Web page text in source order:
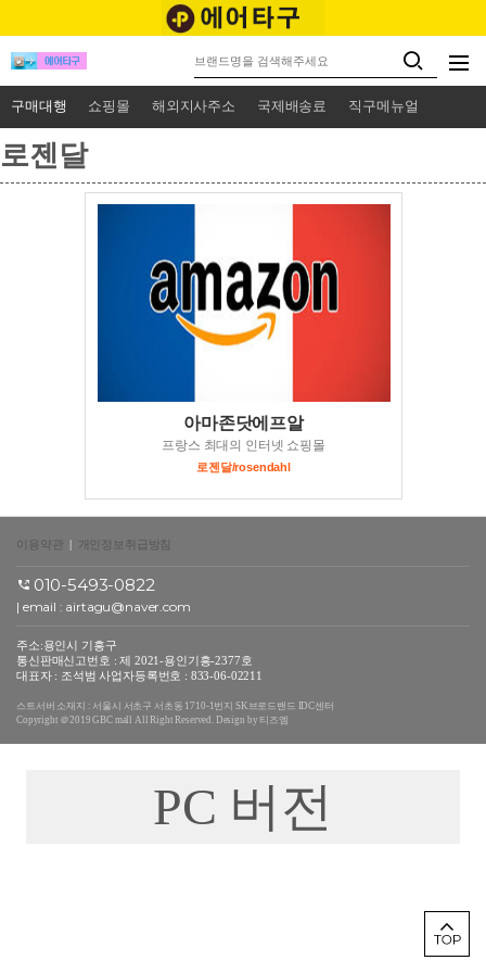
구매대행 쇼핑몰 해외지사주소 국제배송료 직구메뉴얼
로젠달
아마존닷에프알
프랑스 최대의 인터넷 쇼핑몰
로젠달/rosendahl
이용약관 | 개인정보취급방침
010-5493-0822
| email : airtagu@naver.com
주소:용인시 기흥구
통신판매신고번호 : 제 2021-용인기흥-2377호
대표자 : 조석범 사업자등록번호 : 833-06-02211
스트서버 소재지 : 서울시 서초구 서초동 1710-1번지 SK브로드밴드 IDC센터
Copyright ＠2019 GBC mall All Right Reserved. Design by 티즈엠
PC 버전